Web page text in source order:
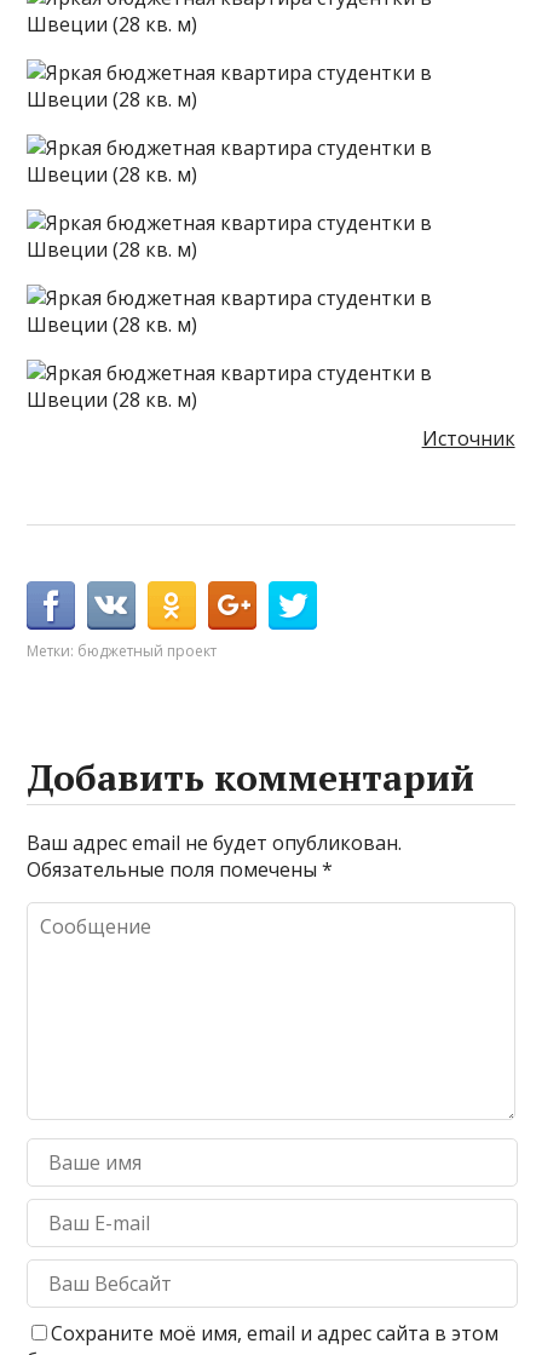
Источник
Метки: бюджетный проект
Добавить комментарий
Ваш адрес email не будет опубликован.
Обязательные поля помечены*
Сохраните моё имя, email и адрес сайта в этом